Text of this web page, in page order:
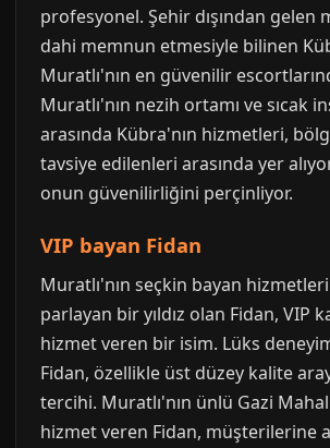
profesyonel. Şehir dışından gelen
dahi memnun etmesiyle bilinen
Muratlı'nın en güvenilir
Muratlı'nın nezih ortamı ve sıcak
arasında Kübra'nın hizmetleri,
tavsiye edilenleri arasında yer
onun güvenilirliğini perçinliyor.
VIP bayan Fidan
Muratlı'nın seçkin bayan
parlayan bir yıldız olan Fidan, VIP
hizmet veren bir isim. Lüks
Fidan, özellikle üst düzey kalite
tercihi. Muratlı'nın ünlü Gazi
hizmet veren Fidan, müşterilerine